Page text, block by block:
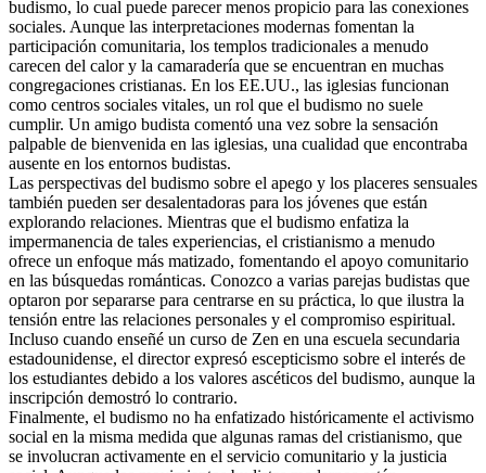
budismo, lo cual puede parecer menos propicio para las conexiones
sociales. Aunque las interpretaciones modernas fomentan la
participación comunitaria, los templos tradicionales a menudo
carecen del calor y la camaradería que se encuentran en muchas
congregaciones cristianas. En los EE.UU., las iglesias funcionan
como centros sociales vitales, un rol que el budismo no suele
cumplir. Un amigo budista comentó una vez sobre la sensación
palpable de bienvenida en las iglesias, una cualidad que encontraba
ausente en los entornos budistas.
Las perspectivas del budismo sobre el apego y los placeres sensuales
también pueden ser desalentadoras para los jóvenes que están
explorando relaciones. Mientras que el budismo enfatiza la
impermanencia de tales experiencias, el cristianismo a menudo
ofrece un enfoque más matizado, fomentando el apoyo comunitario
en las búsquedas románticas. Conozco a varias parejas budistas que
optaron por separarse para centrarse en su práctica, lo que ilustra la
tensión entre las relaciones personales y el compromiso espiritual.
Incluso cuando enseñé un curso de Zen en una escuela secundaria
estadounidense, el director expresó escepticismo sobre el interés de
los estudiantes debido a los valores ascéticos del budismo, aunque la
inscripción demostró lo contrario.
Finalmente, el budismo no ha enfatizado históricamente el activismo
social en la misma medida que algunas ramas del cristianismo, que
se involucran activamente en el servicio comunitario y la justicia